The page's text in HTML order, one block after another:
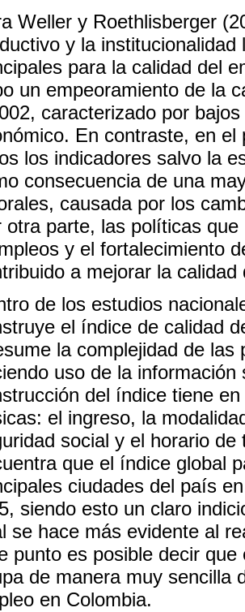
Weller y Roethlisberger
y la
para la calidad del
un empeoramiento de la
caracterizado por
En contraste, en
los indicadores salvo la
consecuencia de una
causada por los
otra parte, las políticas
y el fortalecimiento
a mejorar la calidad
de los estudios
el índice de calidad
la complejidad de las
uso de la
del índice tiene
el ingreso, la
social y el horario
que el índice global
ciudades del país
siendo esto un claro
se hace más evidente al
punto es posible decir
de manera muy sencilla
en Colombia.